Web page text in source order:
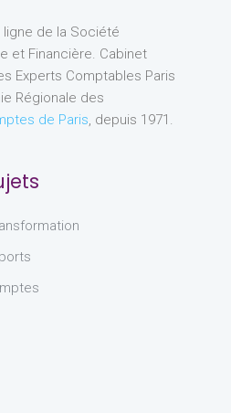
de la Société
et Financière. Cabinet
Experts Comptables Paris
Régionale des
de Paris, depuis 1971.